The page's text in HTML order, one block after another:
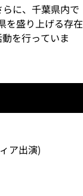
に、千葉県内で
を盛り上げる存在
を行っていま
ア出演)